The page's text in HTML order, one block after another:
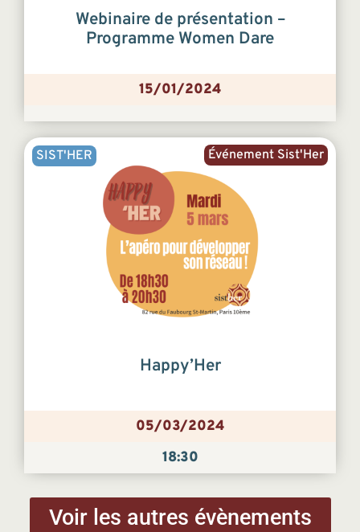
Webinaire de présentation –
Programme Women Dare
15/01/2024
Événement Sist'Her
SIST'HER
Happy’Her
05/03/2024
18:30
Voir les autres évènements